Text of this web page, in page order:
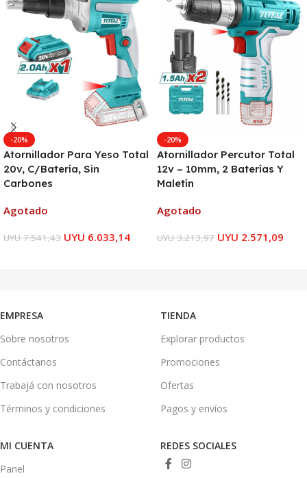
-20%
Atornillador Para Yeso Total
20v, C/Batería, Sin
Carbones
Agotado
UYU7.541,43 UYU 6.033,14
-20%
Atornillador Percutor Total
12v – 10mm, 2 Baterías Y
Maletín
Agotado
UYU3.213,97 UYU 2.571,09
EMPRESA
Sobre nosotros
Contáctanos
Trabajá con nosotros
Términos y condiciones
TIENDA
Explorar productos
Promociones
Ofertas
Pagos y envíos
MI CUENTA
Panel
REDES SOCIALES